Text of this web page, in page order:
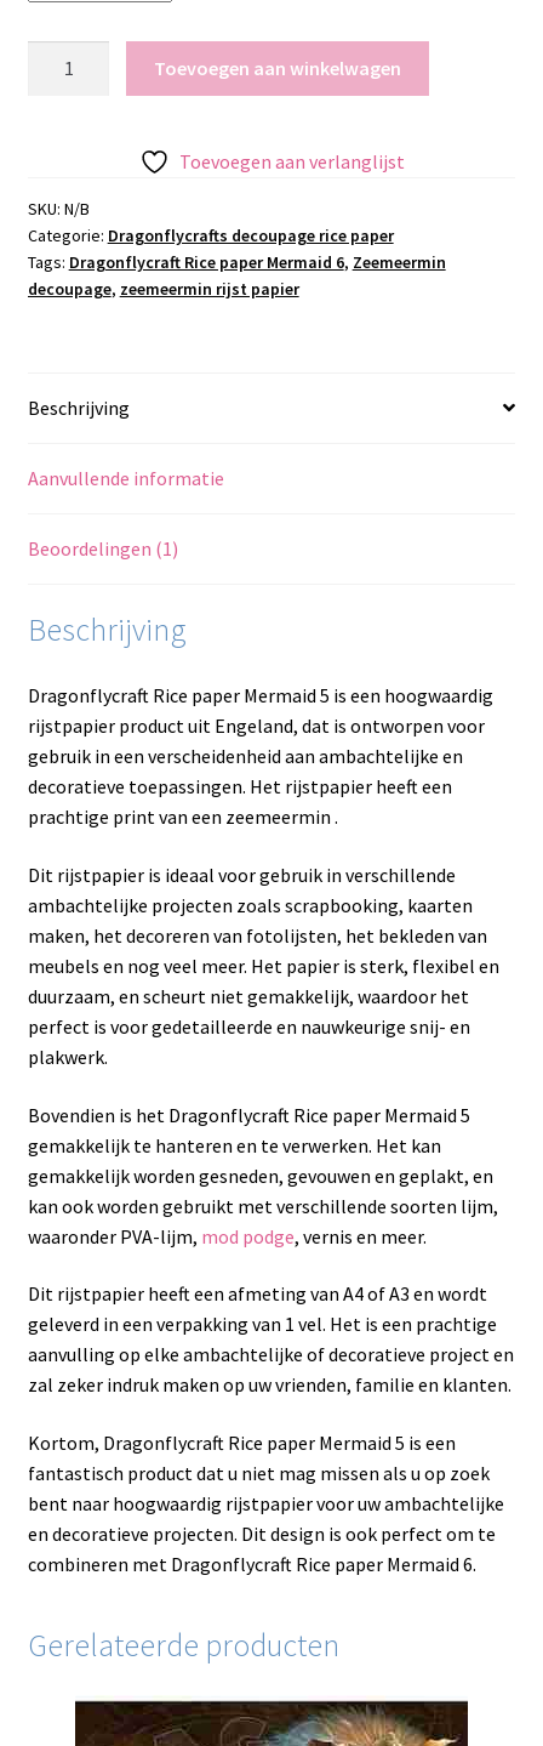
aantal
Toevoegen aan winkelwagen
Toevoegen aan verlanglijst
SKU: N/B
Categorie: Dragonflycrafts decoupage rice paper
Tags: Dragonflycraft Rice paper Mermaid 6, Zeemeermin
decoupage, zeemeermin rijst papier
Beschrijving
Aanvullende informatie
Beoordelingen (1)
Beschrijving
Dragonflycraft Rice paper Mermaid 5 is een hoogwaardig
rijstpapier product uit Engeland, dat is ontworpen voor
gebruik in een verscheidenheid aan ambachtelijke en
decoratieve toepassingen. Het rijstpapier heeft een
prachtige print van een zeemeermin .
Dit rijstpapier is ideaal voor gebruik in verschillende
ambachtelijke projecten zoals scrapbooking, kaarten
maken, het decoreren van fotolijsten, het bekleden van
meubels en nog veel meer. Het papier is sterk, flexibel en
duurzaam, en scheurt niet gemakkelijk, waardoor het
perfect is voor gedetailleerde en nauwkeurige snij- en
plakwerk.
Bovendien is het Dragonflycraft Rice paper Mermaid 5
gemakkelijk te hanteren en te verwerken. Het kan
gemakkelijk worden gesneden, gevouwen en geplakt, en
kan ook worden gebruikt met verschillende soorten lijm,
waaronder PVA-lijm, mod podge, vernis en meer.
Dit rijstpapier heeft een afmeting van A4 of A3 en wordt
geleverd in een verpakking van 1 vel. Het is een prachtige
aanvulling op elke ambachtelijke of decoratieve project en
zal zeker indruk maken op uw vrienden, familie en klanten.
Kortom, Dragonflycraft Rice paper Mermaid 5 is een
fantastisch product dat u niet mag missen als u op zoek
bent naar hoogwaardig rijstpapier voor uw ambachtelijke
en decoratieve projecten. Dit design is ook perfect om te
combineren met Dragonflycraft Rice paper Mermaid 6.
Gerelateerde producten